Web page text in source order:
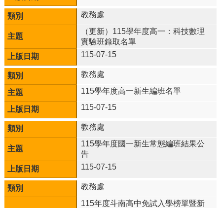
斗
南
高
中
粉
絲
頁
課
程
計
畫
新
生
專
區
雙
教務處
（更新）115學年度高一：科技數理
實驗班錄取名單
115-07-15
教務處
115學年度高一新生編班名單
115-07-15
教務處
115學年度國一新生常態編班結果公
告
115-07-15
教務處
115年度斗南高中免試入學榜單暨新